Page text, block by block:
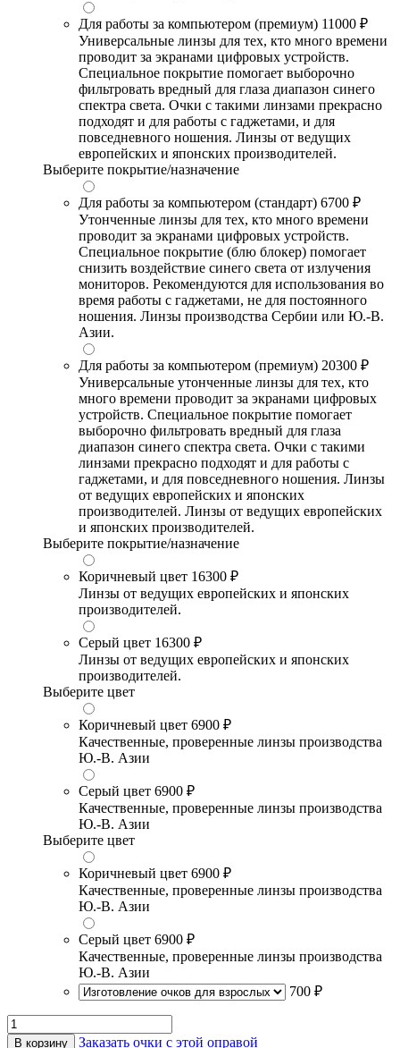
Для работы за компьютером (премиум) 11000 ₽
Универсальные линзы для тех, кто много времени
проводит за экранами цифровых устройств.
Специальное покрытие помогает выборочно
фильтровать вредный для глаза диапазон синего
спектра света. Очки с такими линзами прекрасно
подходят и для работы с гаджетами, и для
повседневного ношения. Линзы от ведущих
европейских и японских производителей.
Выберите покрытие/назначение
Для работы за компьютером (стандарт) 6700 ₽
Утонченные линзы для тех, кто много времени
проводит за экранами цифровых устройств.
Специальное покрытие (блю блокер) помогает
снизить воздействие синего света от излучения
мониторов. Рекомендуются для использования во
время работы с гаджетами, не для постоянного
ношения. Линзы производства Сербии или Ю.-В.
Азии.
Для работы за компьютером (премиум) 20300 ₽
Универсальные утонченные линзы для тех, кто
много времени проводит за экранами цифровых
устройств. Специальное покрытие помогает
выборочно фильтровать вредный для глаза
диапазон синего спектра света. Очки с такими
линзами прекрасно подходят и для работы с
гаджетами, и для повседневного ношения. Линзы
от ведущих европейских и японских
производителей. Линзы от ведущих европейских
и японских производителей.
Выберите покрытие/назначение
Коричневый цвет 16300 ₽
Линзы от ведущих европейских и японских
производителей.
Серый цвет 16300 ₽
Линзы от ведущих европейских и японских
производителей.
Выберите цвет
Коричневый цвет 6900 ₽
Качественные, проверенные линзы производства
Ю.-В. Азии
Серый цвет 6900 ₽
Качественные, проверенные линзы производства
Ю.-В. Азии
Выберите цвет
Коричневый цвет 6900 ₽
Качественные, проверенные линзы производства
Ю.-В. Азии
Серый цвет 6900 ₽
Качественные, проверенные линзы производства
Ю.-В. Азии
700 ₽
В корзину Заказать очки с этой оправой